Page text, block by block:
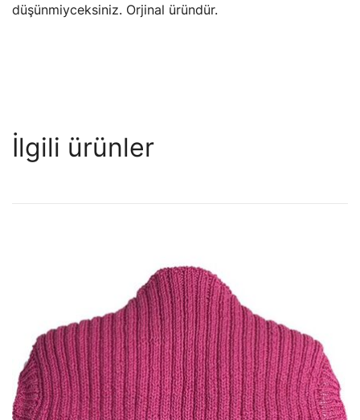
düşünmiyceksiniz. Orjinal üründür.
İlgili ürünler